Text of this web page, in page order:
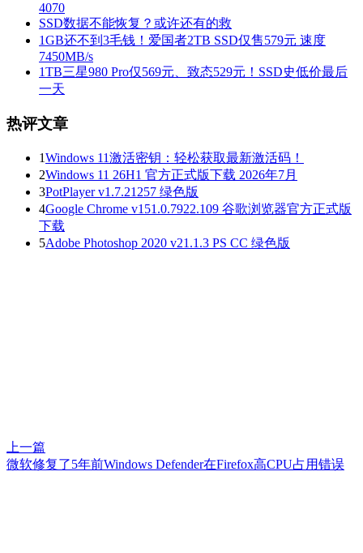
4070
SSD数据不能恢复？或许还有的救
1GB还不到3毛钱！爱国者2TB SSD仅售579元 速度
7450MB/s
1TB三星980 Pro仅569元、致态529元！SSD史低价最后
一天
热评文章
1Windows 11激活密钥：轻松获取最新激活码！
2Windows 11 26H1 官方正式版下载 2026年7月
3PotPlayer v1.7.21257 绿色版
4Google Chrome v151.0.7922.109 谷歌浏览器官方正式版
下载
5Adobe Photoshop 2020 v21.1.3 PS CC 绿色版
上一篇
微软修复了5年前Windows Defender在Firefox高CPU占用错误